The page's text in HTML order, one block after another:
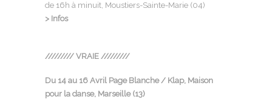
de 16h à minuit, Moustiers-Sainte-Marie (04)
> Infos
///////// VRAIE /////////
Du 14 au 16 Avril Page Blanche / Klap, Maison
pour la danse, Marseille (13)